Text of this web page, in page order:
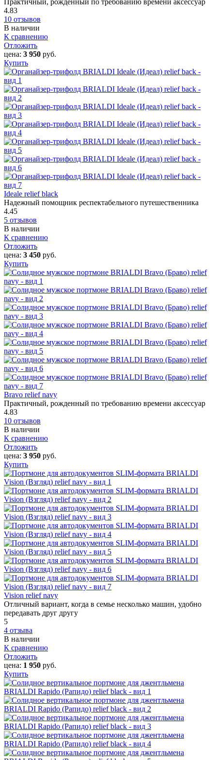
4.83
10 отзывов
В наличии
К сравнению
Отложить
цена: 3 950 руб.
Купить
Ideale relief black
Надежный помощник респектабельного путешественника
4.45
5 отзывов
В наличии
К сравнению
Отложить
цена: 3 450 руб.
Купить
Bravo relief navy
Практичный, рожденный по требованию времени аксессуар
4.83
10 отзывов
В наличии
К сравнению
Отложить
цена: 3 950 руб.
Купить
Vision relief navy
Отличный вариант, когда в семье несколько машин, удобно
передавать друг другу
5
4 отзыва
В наличии
К сравнению
Отложить
цена: 1 950 руб.
Купить